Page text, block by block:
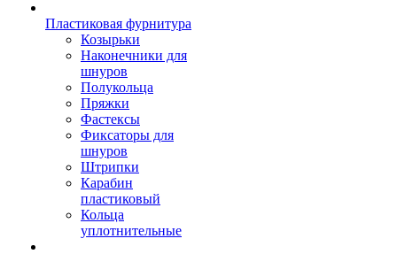
Пластиковая фурнитура
Козырьки
Наконечники для
шнуров
Полукольца
Пряжки
Фастексы
Фиксаторы для
шнуров
Штрипки
Карабин
пластиковый
Кольца
уплотнительные